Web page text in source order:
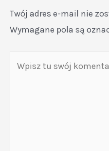
Twój adres e-mail nie
Wymagane pola są